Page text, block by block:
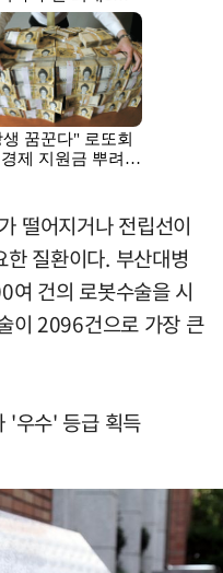
떨어지거나 전립선이
질환이다. 부산대병
여 건의 로봇수술을 시
이 2096건으로 가장 큰
'우수' 등급 획득